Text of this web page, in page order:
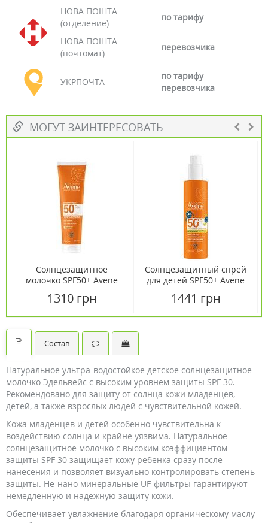
НОВА ПОШТА
(отделение)
по тарифу
НОВА ПОШТА
(почтомат)
перевозчика
УКРПОЧТА
по тарифу
перевозчика
МОГУТ ЗАИНТЕРЕСОВАТЬ
Солнцезащитное
молочко SPF50+ Avene
1310 грн
Солнцезащитный спрей
для детей SPF50+ Avene
1441 грн
Состав
Натуральное ультра-водостойкое детское солнцезащитное
молочко Эдельвейс с высоким уровнем защиты SPF 30.
Рекомендовано для защиту от солнца кожи младенцев,
детей, а также взрослых людей с чувствительной кожей.
Кожа младенцев и детей особенно чувствительна к
воздействию солнца и крайне уязвима. Натуральное
солнцезащитное молочко с высоким коэффициентом
защиты SPF 30 защищает кожу ребенка сразу после
нанесения и позволяет визуально контролировать степень
защиты. Не-нано минеральные UF-фильтры гарантируют
немедленную и надежную защиту кожи.
Обеспечивает увлажнение благодаря органическому маслу